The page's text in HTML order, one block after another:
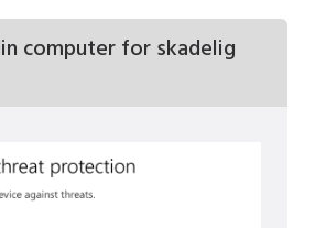
computer for skadelig